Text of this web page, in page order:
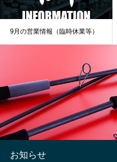
9月の営業情報（臨時休業等）
お知らせ